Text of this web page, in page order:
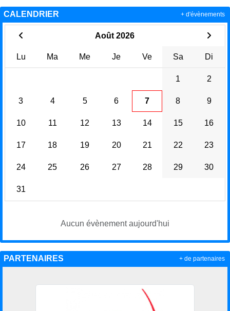
CALENDRIER
Août 2026
Lu Ma Me Je Ve Sa Di
1 2
3 4 5 6 7 8 9
10 11 12 13 14 15 16
17 18 19 20 21 22 23
24 25 26 27 28 29 30
31
Aucun évènement aujourd'hui
+ d'évènements
PARTENAIRES + de partenaires